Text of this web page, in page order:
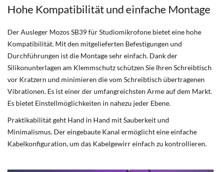
Hohe Kompatibilität und einfache Montage
Der Ausleger Mozos SB39 für Studiomikrofone bietet eine hohe
Kompatibilität. Mit den mitgelieferten Befestigungen und
Durchführungen ist die Montage sehr einfach. Dank der
Silikonunterlagen am Klemmschutz schützen Sie Ihren Schreibtisch
vor Kratzern und minimieren die vom Schreibtisch übertragenen
Vibrationen. Es ist einer der umfangreichsten Arme auf dem Markt.
Es bietet Einstellmöglichkeiten in nahezu jeder Ebene.
Praktikabilität geht Hand in Hand mit Sauberkeit und
Minimalismus. Der eingebaute Kanal ermöglicht eine einfache
Kabelkonfiguration, um das Kabelgewirr einfach zu kontrollieren.